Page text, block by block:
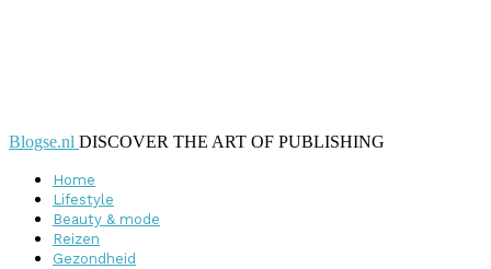
Blogse.nl DISCOVER THE ART OF PUBLISHING
Home
Lifestyle
Beauty & mode
Reizen
Gezondheid